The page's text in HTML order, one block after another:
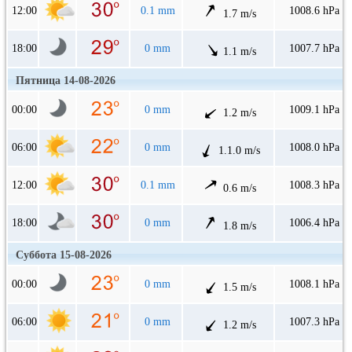
12:00 0.1 mm 1.7 m/s 1008.6 hPa
18:00 0 mm 1.1 m/s 1007.7 hPa
Пятница 14-08-2026
00:00 0 mm 1.2 m/s 1009.1 hPa
06:00 0 mm 1.1.0 m/s 1008.0 hPa
12:00 0.1 mm 0.6 m/s 1008.3 hPa
18:00 0 mm 1.8 m/s 1006.4 hPa
Суббота 15-08-2026
00:00 0 mm 1.5 m/s 1008.1 hPa
06:00 0 mm 1.2 m/s 1007.3 hPa